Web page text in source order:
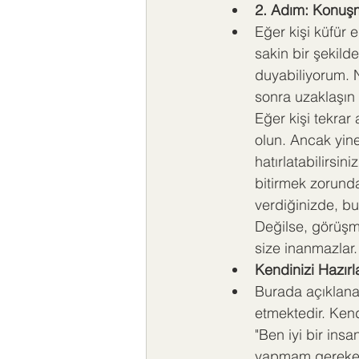
2. Adım:
Eğer kişi küfür
sakin bir
duyabiliyorum.
sonra
Eğer kişi tekrar
olun. Ancak
bitirmek
verdiğinizde,
Değilse,
size inanmazlar.
Kendinizi
Burada
etmektedir.
"Ben iyi bir